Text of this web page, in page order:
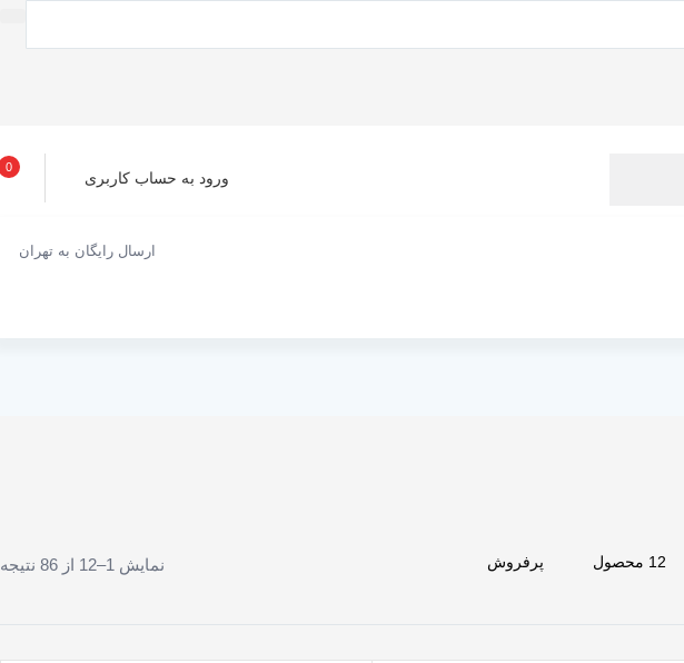
ورود به حساب کاربری
0
ارسال رایگان به تهران
نمایش 1–12 از 86 نتیجه